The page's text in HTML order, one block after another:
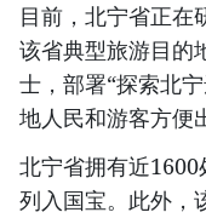
目前，北宁省正在
该省典型旅游目的
士，部署“探索北
地人民和游客方便
北宁省拥有近
列入国宝。此外，